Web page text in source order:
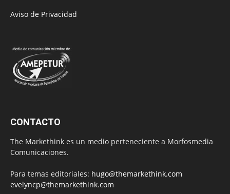
Aviso de Privacidad
CONTACTO
The Markethink es un medio perteneciente a Morfosmedia
Comunicaciones.
Para temas editoriales: hugo@themarkethink.com
evelyncp@themarkethink.com